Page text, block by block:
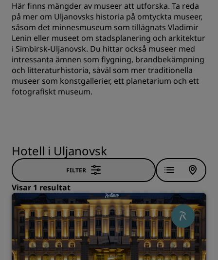
Här finns mängder av museer att utforska. Ta reda
på mer om Uljanovsks historia på omtyckta museer,
såsom det minnesmuseum som tillägnats Vladimir
Lenin eller museet om stadsplanering och arkitektur
i Simbirsk-Uljanovsk. Du hittar också museer med
intressanta ämnen som flygning, brandbekämpning
och litteraturhistoria, såväl som mer traditionella
museer som konstgallerier, ett planetarium och ett
fotografiskt museum.
Hotell i Uljanovsk
FILTER
Visar 1 resultat